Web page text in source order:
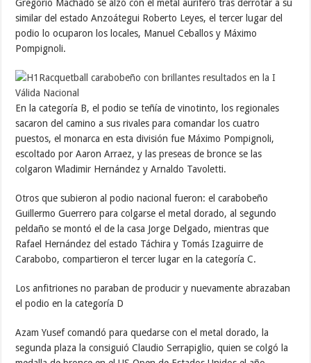
Gregorio Machado se alzó con el metal aurífero tras derrotar a su
similar del estado Anzoátegui Roberto Leyes, el tercer lugar del
podio lo ocuparon los locales, Manuel Ceballos y Máximo
Pompignoli.
En la categoría B, el podio se teñía de vinotinto, los regionales
sacaron del camino a sus rivales para comandar los cuatro
puestos, el monarca en esta división fue Máximo Pompignoli,
escoltado por Aaron Arraez, y las preseas de bronce se las
colgaron Wladimir Hernández y Arnaldo Tavoletti.
Otros que subieron al podio nacional fueron: el carabobeño
Guillermo Guerrero para colgarse el metal dorado, al segundo
peldaño se montó el de la casa Jorge Delgado, mientras que
Rafael Hernández del estado Táchira y Tomás Izaguirre de
Carabobo, compartieron el tercer lugar en la categoría C.
Los anfitriones no paraban de producir y nuevamente abrazaban
el podio en la categoría D
Azam Yusef comandó para quedarse con el metal dorado, la
segunda plaza la consiguió Claudio Serrapiglio, quien se colgó la